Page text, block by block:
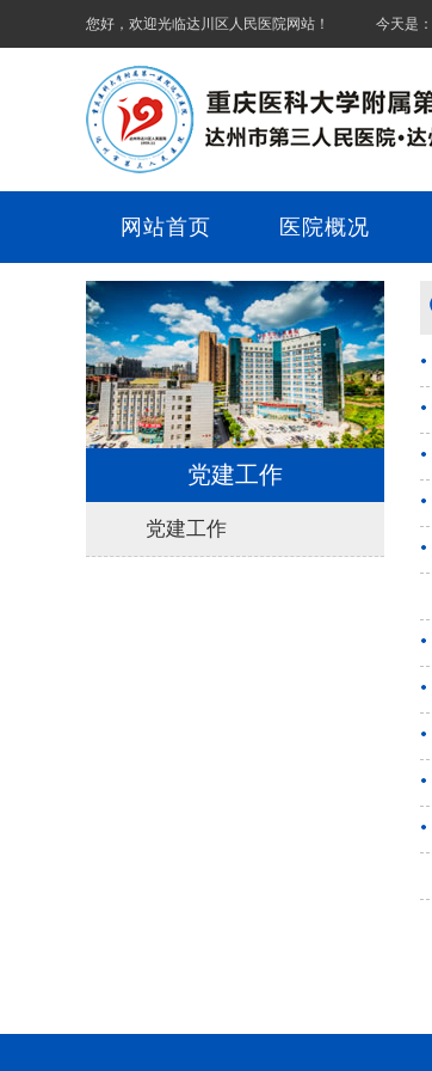
您好，欢迎光临达川区人民医院网站！ 今天是：
网站首页 医院概况
党建工作
党建工作